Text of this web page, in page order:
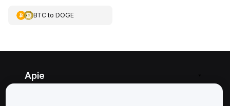
BTCto DOGE
Apie